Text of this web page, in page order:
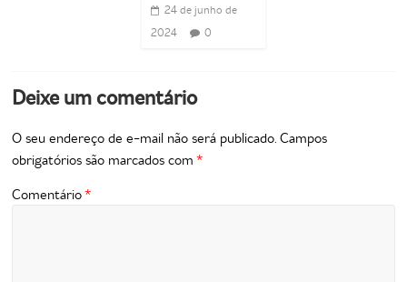
24 de junho de
2024
0
Deixe um comentário
O seu endereço de e-mail não será publicado. Campos
obrigatórios são marcados com*
Comentário*